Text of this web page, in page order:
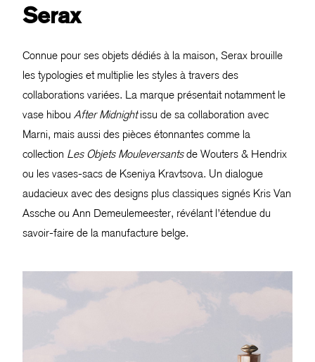
Serax
Connue pour ses objets dédiés à la maison, Serax brouille
les typologies et multiplie les styles à travers des
collaborations variées. La marque présentait notamment le
vase hibou After Midnightissu de sa collaboration avec
Marni, mais aussi des pièces étonnantes comme la
collection Les Objets Mouleversantsde Wouters & Hendrix
ou les vases-sacs de Kseniya Kravtsova. Un dialogue
audacieux avec des designs plus classiques signés Kris Van
Assche ou Ann Demeulemeester, révélant l’étendue du
savoir-faire de la manufacture belge.